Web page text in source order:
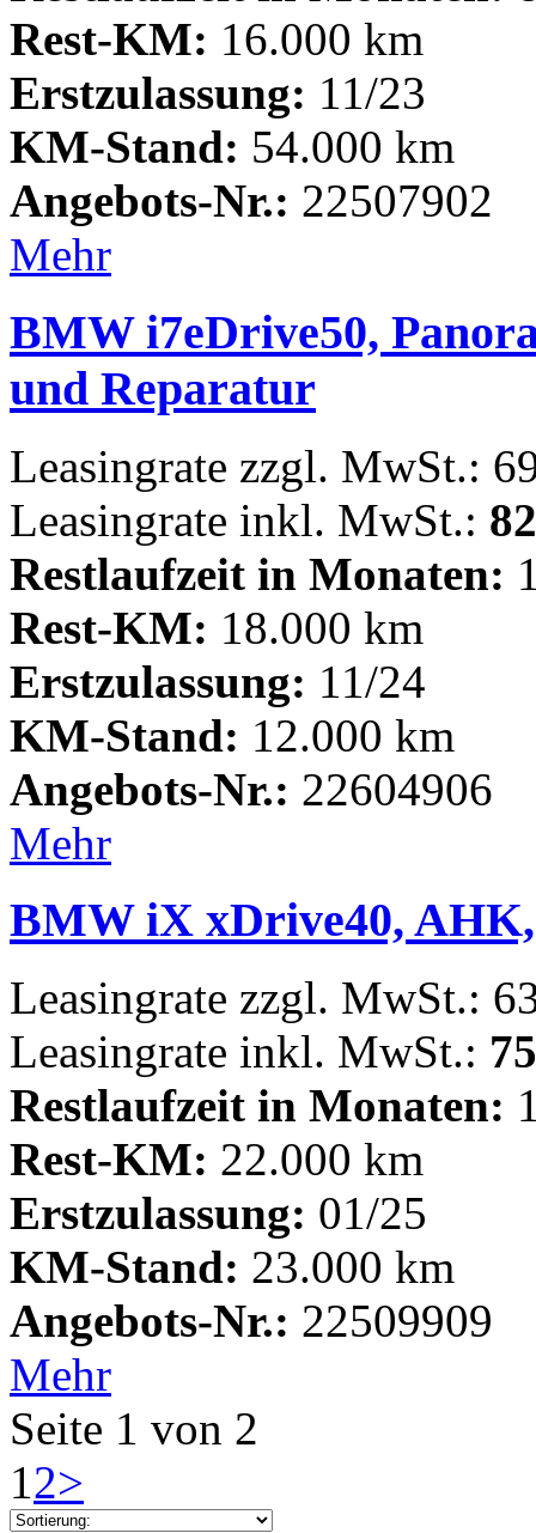
Rest-KM: 16.000 km
Erstzulassung: 11/23
KM-Stand: 54.000 km
Angebots-Nr.: 22507902
Mehr
BMW i7eDrive50,
und Reparatur
Leasingrate zzgl. MwSt.:
Leasingrate inkl. MwSt.:
Restlaufzeit in Monaten:
Rest-KM: 18.000 km
Erstzulassung: 11/24
KM-Stand: 12.000 km
Angebots-Nr.: 22604906
Mehr
BMW iX xDrive40,
Leasingrate zzgl. MwSt.:
Leasingrate inkl. MwSt.:
Restlaufzeit in Monaten:
Rest-KM: 22.000 km
Erstzulassung: 01/25
KM-Stand: 23.000 km
Angebots-Nr.: 22509909
Mehr
Seite 1 von 2
12>